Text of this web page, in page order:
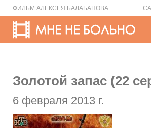
ФИЛЬМ АЛЕКСЕЯ БАЛАБАНОВА
Золотой запас (22
6 февраля 2013 г.